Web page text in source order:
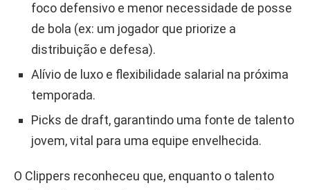
foco defensivo e menor necessidade de posse
de bola (ex: um jogador que priorize a
distribuição e defesa).
Alívio de luxo e flexibilidade salarial na próxima
temporada.
Picks de draft, garantindo uma fonte de talento
jovem, vital para uma equipe envelhecida.
O Clippers reconheceu que, enquanto o talento